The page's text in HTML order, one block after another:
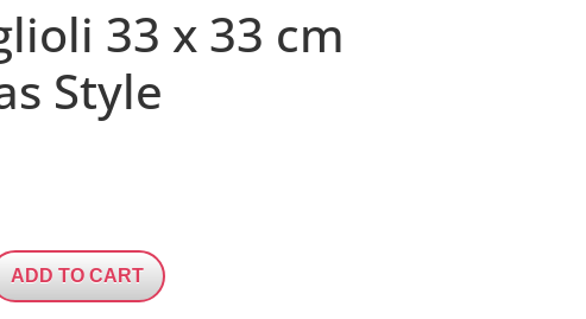
33 x 33 cm
Style
ADD TO CART